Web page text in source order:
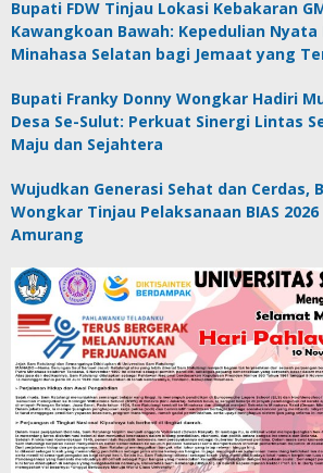
Bupati FDW Tinjau Lokasi Kebakaran
Kawangkoan Bawah: Kepedulian
Minahasa Selatan bagi Jemaat yang
Bupati Franky Donny Wongkar Hadiri
Desa Se-Sulut: Perkuat Sinergi Lintas
Maju dan Sejahtera
Wujudkan Generasi Sehat dan Cerdas,
Wongkar Tinjau Pelaksanaan BIAS
Amurang